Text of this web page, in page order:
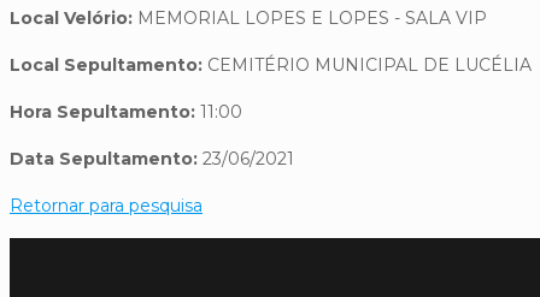
Local Velório: MEMORIAL LOPES E LOPES - SALA VIP
Local Sepultamento: CEMITÉRIO MUNICIPAL DE LUCÉLIA
Hora Sepultamento: 11:00
Data Sepultamento: 23/06/2021
Retornar para pesquisa